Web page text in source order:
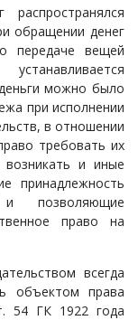
обращении денег
передаче вещей
можно было
при исполнении
в отношении
требовать их
и иные
принадлежность
и позволяющие
право на
всегда
объектом права
54 ГК 1922 года